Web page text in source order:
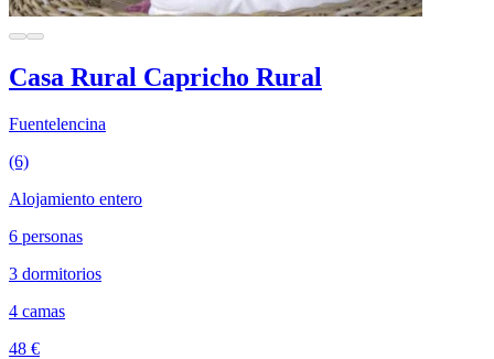
Casa Rural Capricho Rural
Fuentelencina
(6)
Alojamiento entero
6 personas
3 dormitorios
4 camas
48 €